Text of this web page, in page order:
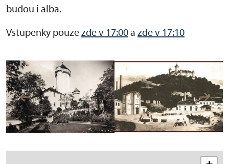
budou i alba.
Vstupenky pouzezde v 17:00a zde v 17:10